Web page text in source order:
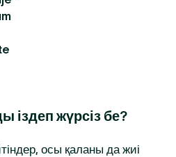
іздеп жүрсіз бе?
осы қаланы да жиі